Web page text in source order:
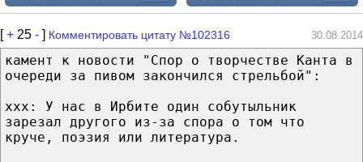
[+ 25 - ] Комментировать цитату №102316 30.08.2014
камент к новости "Спор о творчестве Канта в
очереди за пивом закончился стрельбой":
ххх: У нас в Ирбите один собутыльник
зарезал другого из-за спора о том что
круче, поэзия или литература.